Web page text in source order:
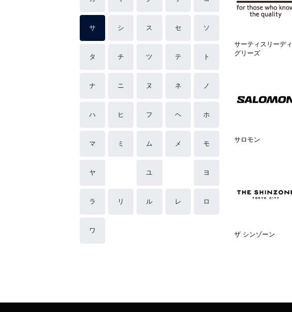
サ シ ス セ ソ
タ チ ツ テ ト
ナ ニ ヌ ネ ノ
ハ ヒ フ ヘ ホ
マ ミ ム メ モ
ヤ ユ ヨ
ラ リ ル レ ロ
ワ
サーティスリーディ
グリーズ
サロモン
ザ シンゾーン